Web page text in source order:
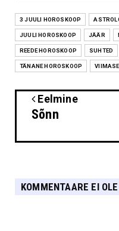
3 JUULI HOROSKOOP
JUULI HOROSKOOP JÄÄR
REEDE HOROSKOOP SUHTED
TÄNANE HOROSKOOP
Eelmine
Sõnn
KOMMENTAARE EI OLE